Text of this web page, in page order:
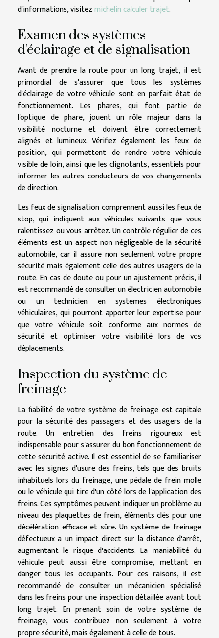
d'informations, visitezmichelin calculer trajet.
Examen des systèmes
d'éclairage et de signalisation
Avant de prendre la route pour un long trajet, il est
primordial de s'assurer que tous les systèmes
d'éclairage de votre véhicule sont en parfait état de
fonctionnement. Les phares, qui font partie de
l'optique de phare, jouent un rôle majeur dans la
visibilité nocturne et doivent être correctement
alignés et lumineux. Vérifiez également les feux de
position, qui permettent de rendre votre véhicule
visible de loin, ainsi que les clignotants, essentiels pour
informer les autres conducteurs de vos changements
de direction.
Les feux de signalisation comprennent aussi les feux de
stop, qui indiquent aux véhicules suivants que vous
ralentissez ou vous arrêtez. Un contrôle régulier de ces
éléments est un aspect non négligeable de la sécurité
automobile, car il assure non seulement votre propre
sécurité mais également celle des autres usagers de la
route. En cas de doute ou pour un ajustement précis, il
est recommandé de consulter un électricien automobile
ou un technicien en systèmes électroniques
véhiculaires, qui pourront apporter leur expertise pour
que votre véhicule soit conforme aux normes de
sécurité et optimiser votre visibilité lors de vos
déplacements.
Inspection du système de
freinage
La fiabilité de votre système de freinage est capitale
pour la sécurité des passagers et des usagers de la
route. Un entretien des freins rigoureux est
indispensable pour s'assurer du bon fonctionnement de
cette sécurité active. Il est essentiel de se familiariser
avec les signes d'usure des freins, tels que des bruits
inhabituels lors du freinage, une pédale de frein molle
ou le véhicule qui tire d'un côté lors de l'application des
freins. Ces symptômes peuvent indiquer un problème au
niveau des plaquettes de frein, éléments clés pour une
décélération efficace et sûre. Un système de freinage
défectueux a un impact direct sur la distance d'arrêt,
augmentant le risque d'accidents. La maniabilité du
véhicule peut aussi être compromise, mettant en
danger tous les occupants. Pour ces raisons, il est
recommandé de consulter un mécanicien spécialisé
dans les freins pour une inspection détaillée avant tout
long trajet. En prenant soin de votre système de
freinage, vous contribuez non seulement à votre
propre sécurité, mais également à celle de tous.